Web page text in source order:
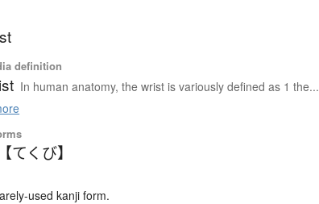
definition
In human anatomy, the wrist is variously defined as 1 the...
てくび】
used kanji form.